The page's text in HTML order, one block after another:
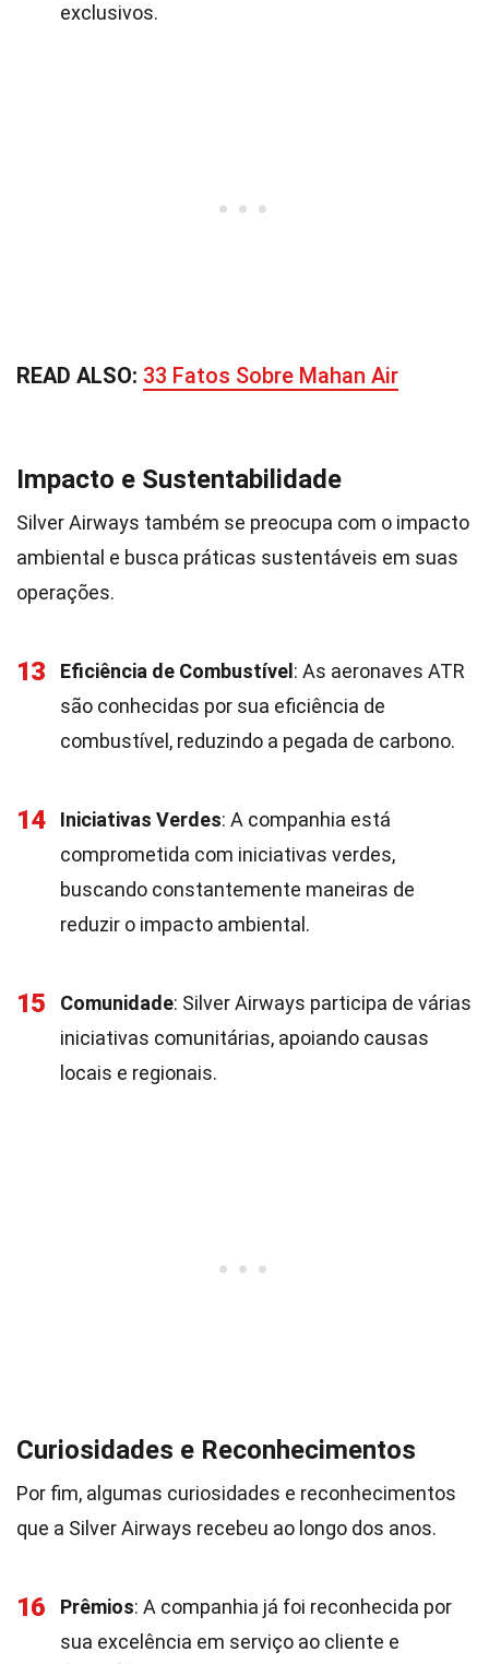
exclusivos.
READ ALSO: 33 Fatos Sobre Mahan Air
Impacto e Sustentabilidade
Silver Airways também se preocupa com o impacto
ambiental e busca práticas sustentáveis em suas
operações.
13 Eficiência de Combustível : As aeronaves ATR
são conhecidas por sua eficiência de
combustível, reduzindo a pegada de carbono.
14 Iniciativas Verdes: A companhia está
comprometida com iniciativas verdes,
buscando constantemente maneiras de
reduzir o impacto ambiental.
15 Comunidade: Silver Airways participa de várias
iniciativas comunitárias, apoiando causas
locais e regionais.
Curiosidades e Reconhecimentos
Por fim, algumas curiosidades e reconhecimentos
que a Silver Airways recebeu ao longo dos anos.
16 Prêmios: A companhia já foi reconhecida por
sua excelência em serviço ao cliente e